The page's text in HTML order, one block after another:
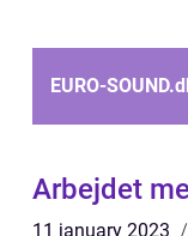
EURO-SOUND.
Arbejdet
11 january 2023